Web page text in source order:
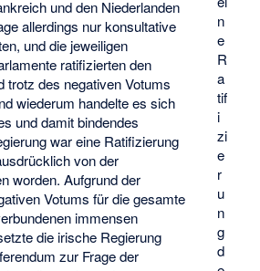
n
e
R
a
tif
i
zi
e
r
u
n
g
d
und den Niederlanden
allerdings nur konsultative
und die jeweiligen
ratifizierten den
trotz des negativen Votums
wiederum handelte es sich
und damit bindendes
war eine Ratifizierung
von der
worden. Aufgrund der
Votums für die gesamte
immensen
die irische Regierung
zur Frage der